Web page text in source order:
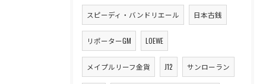
スピーディ・バンドリエール 日本古銭
リポーターGM LOEWE
メイプルリーフ金貨 J12 サンローラン